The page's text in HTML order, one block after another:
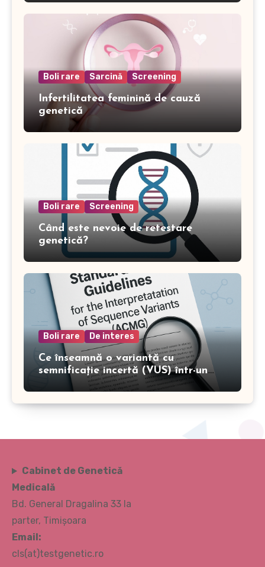
Boli rare Sarcină Screening
Infertilitatea feminină de cauză
genetică
Boli rare Screening
Când este nevoie de retestare
genetică?
Boli rare De interes
Ce înseamnă o variantă cu
semnificație incertă (VUS) într-un
test genetic?
Cabinet de Genetică
Medicală
Bd. General Dragalina 33 la
parter, Timișoara
Email:
cls(at)testgenetic.ro